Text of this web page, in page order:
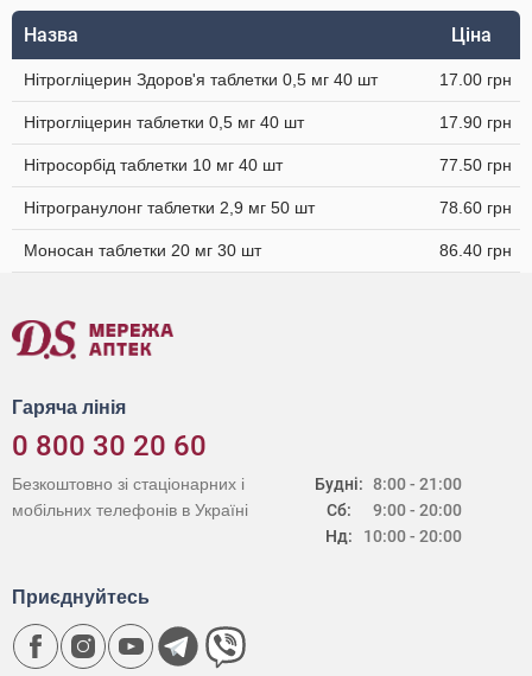
Назва Ціна
Нітрогліцерин Здоров'я таблетки 0,5 мг 40 шт 17.00 грн
Нітрогліцерин таблетки 0,5 мг 40 шт 17.90 грн
Нітросорбід таблетки 10 мг 40 шт 77.50 грн
Нітрогранулонг таблетки 2,9 мг 50 шт 78.60 грн
Моносан таблетки 20 мг 30 шт 86.40 грн
Гаряча лінія
0 800 30 20 60
Будні:
Сб:
Нд:
8:00 - 21:00
9:00 - 20:00
10:00 - 20:00
Безкоштовно зі стаціонарних і
мобільних телефонів в Україні
Приєднуйтесь